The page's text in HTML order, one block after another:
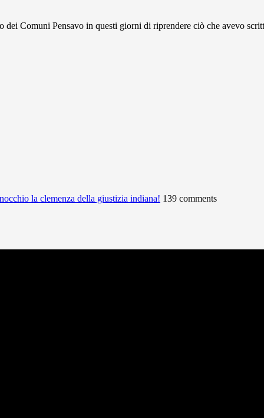
Comuni Pensavo in questi giorni di riprendere ciò che avevo
la clemenza della giustizia indiana! 139 comments